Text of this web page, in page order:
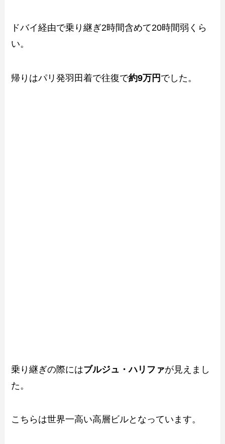
ドバイ経由で乗り継ぎ2時間含めて20時間弱くら
い。
帰りはパリ発羽田着で往復で約9万円 でした。
乗り継ぎの際にはブルジュ・ハリファが見えまし
た。
こちらは世界一高い高層ビルとなっています。